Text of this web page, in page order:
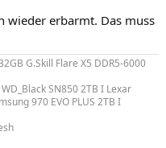
wieder erbarmt. Das muss
G.Skill Flare X5 DDR5-6000
SN850 2TB I Lexar
970 EVO PLUS 2TB I